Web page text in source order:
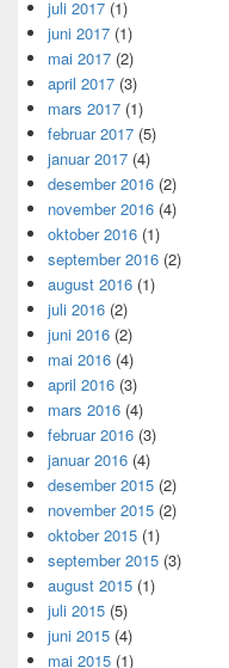
juli 2017 (1)
juni 2017 (1)
mai 2017 (2)
april 2017 (3)
mars 2017 (1)
februar 2017 (5)
januar 2017 (4)
desember 2016 (2)
november 2016 (4)
oktober 2016 (1)
september 2016 (2)
august 2016 (1)
juli 2016 (2)
juni 2016 (2)
mai 2016 (4)
april 2016 (3)
mars 2016 (4)
februar 2016 (3)
januar 2016 (4)
desember 2015 (2)
november 2015 (2)
oktober 2015 (1)
september 2015 (3)
august 2015 (1)
juli 2015 (5)
juni 2015 (4)
mai 2015 (1)